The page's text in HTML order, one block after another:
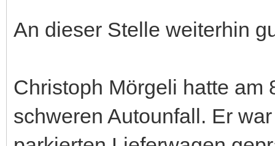
An dieser Stelle weiterhin
Christoph Mörgeli hatte am
schweren Autounfall. Er